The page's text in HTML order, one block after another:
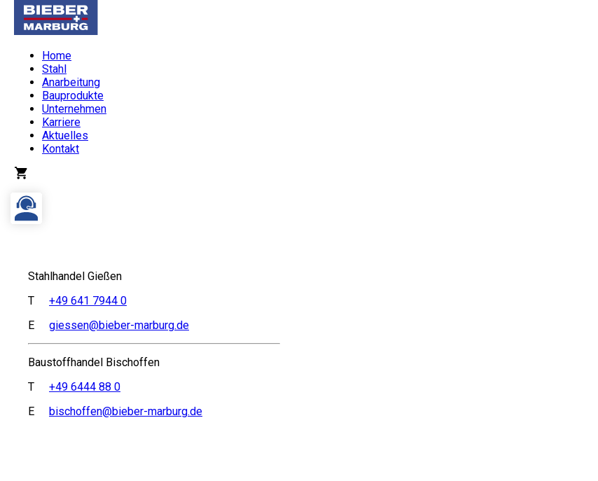
Home
Stahl
Anarbeitung
Bauprodukte
Unternehmen
Karriere
Aktuelles
Kontakt
Stahlhandel Gießen
T
+49 641 7944 0
E
giessen@bieber-marburg.de
Baustoffhandel Bischoffen
T
+49 6444 88 0
E
bischoffen@bieber-marburg.de